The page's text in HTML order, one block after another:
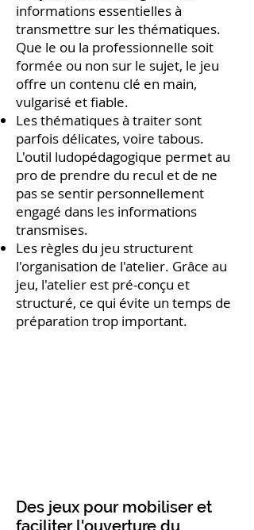
informations essentielles à
transmettre sur les thématiques.
Que le ou la professionnelle soit
formée ou non sur le sujet, le jeu
offre un contenu clé en main,
vulgarisé et fiable.
Les thématiques à traiter sont
parfois délicates, voire tabous.
L'outil ludopédagogique permet au
pro de prendre du recul et de ne
pas se sentir personnellement
engagé dans les informations
transmises.
Les règles du jeu structurent
l'organisation de l'atelier. Grâce au
jeu, l'atelier est pré-conçu et
structuré, ce qui évite un temps de
préparation trop important.
Des jeux pour mobiliser et
faciliter l'ouverture du